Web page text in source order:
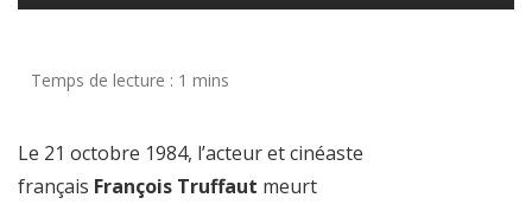
Le 21 octobre 1984, l’acteur et cinéaste
français François Truffaut meurt